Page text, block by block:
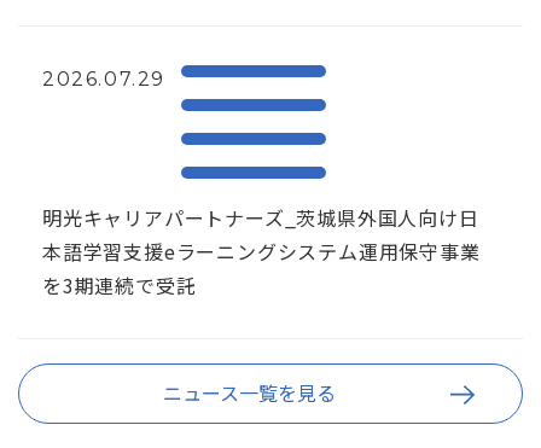
2026.07.29
明光キャリアパートナーズ_茨城県外国人向け日
本語学習支援eラーニングシステム運用保守事業
を3期連続で受託
ニュース一覧を見る